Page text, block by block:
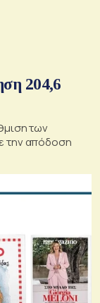
204,6
των
την απόδοση